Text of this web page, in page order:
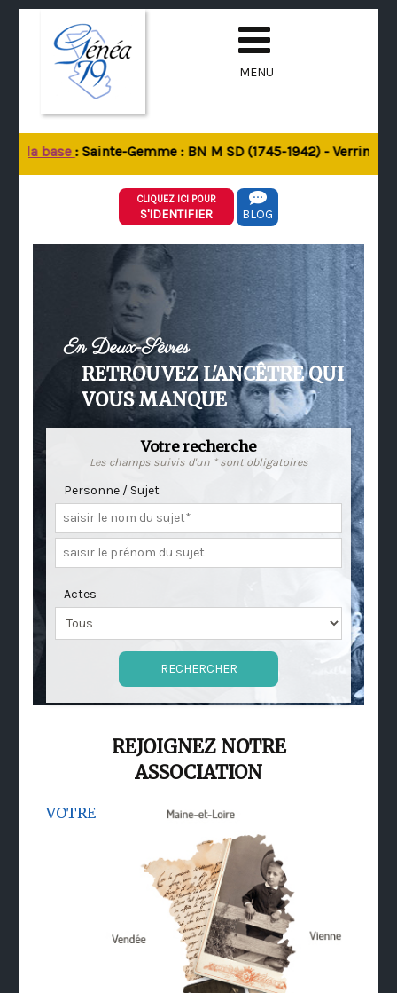
MENU
la base: Sainte-Gemme : BN M SD (1745-1942) - Verrines-
CLIQUEZ ICI POUR
S'IDENTIFIER BLOG
En Deux-Sèvres
RETROUVEZ L'ANCÊTRE QUI
VOUS MANQUE
Votre recherche
Les champs suivis d'un * sont obligatoires
Personne / Sujet
Actes
REJOIGNEZ NOTRE
ASSOCIATION
VOTRE